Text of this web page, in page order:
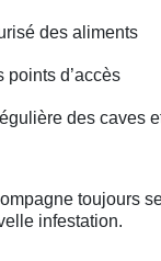
des aliments
points d’accès
des caves
toujours
infestation.